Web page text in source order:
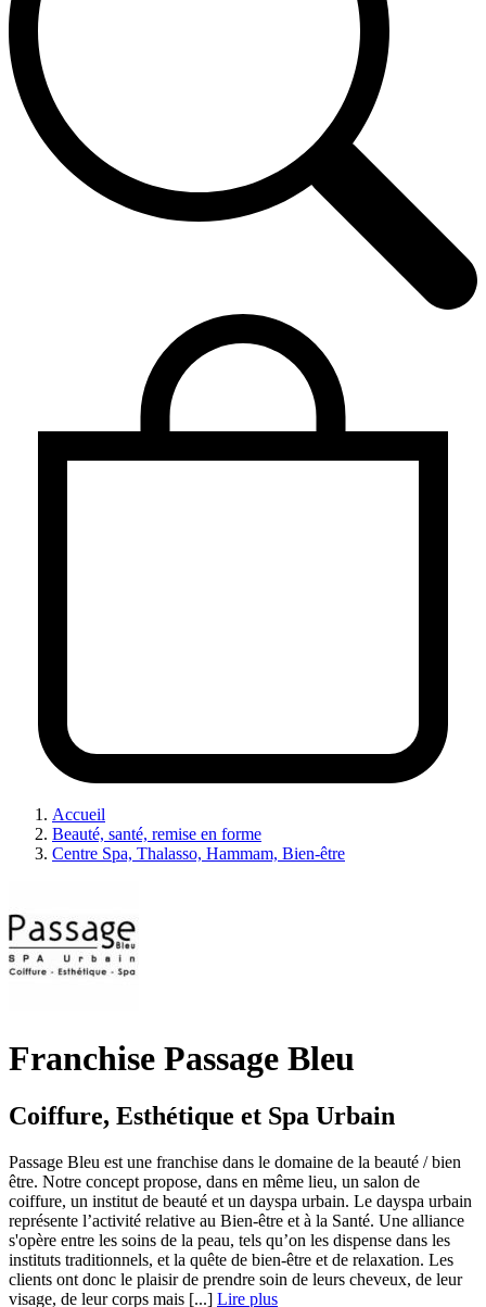
Accueil
Beauté, santé, remise en forme
Centre Spa, Thalasso, Hammam, Bien-être
Franchise Passage Bleu
Coiffure, Esthétique et Spa Urbain
Passage Bleu est une franchise dans le domaine de la beauté / bien
être. Notre concept propose, dans en même lieu, un salon de
coiffure, un institut de beauté et un dayspa urbain. Le dayspa urbain
représente l’activité relative au Bien-être et à la Santé. Une alliance
s'opère entre les soins de la peau, tels qu’on les dispense dans les
instituts traditionnels, et la quête de bien-être et de relaxation. Les
clients ont donc le plaisir de prendre soin de leurs cheveux, de leur
visage, de leur corps mais [...] Lire plus